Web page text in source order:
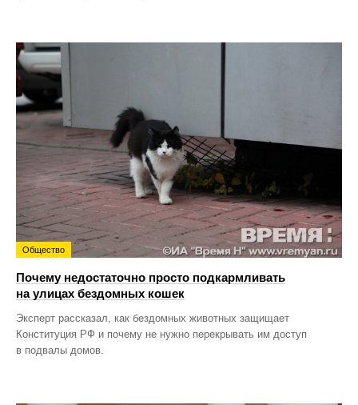
Общество
Почему недостаточно просто подкармливать
на улицах бездомных кошек
Эксперт рассказал, как бездомных животных защищает
Конституция РФ и почему не нужно перекрывать им доступ
в подвалы домов.